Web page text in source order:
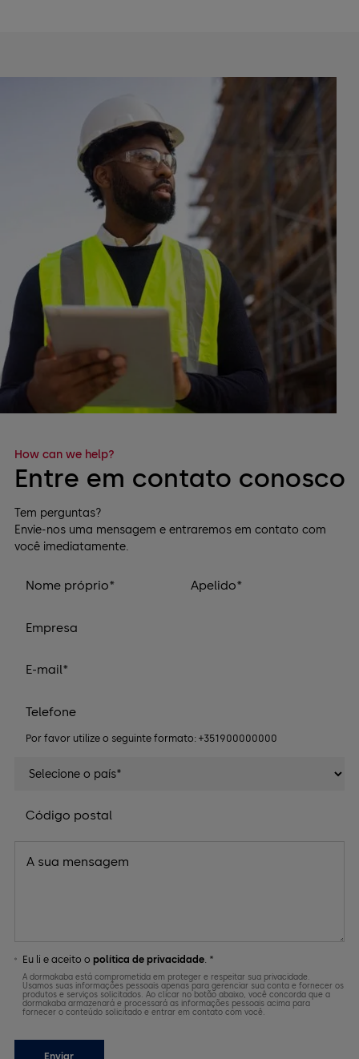
How can we help?
Entre em contato conosco
Tem perguntas?
Envie-nos uma mensagem e entraremos em contato com
você imediatamente.
Por favor utilize o seguinte formato: +351900000000
Eu li e aceito o política de privacidade. *
A dormakaba está comprometida em proteger e respeitar sua privacidade.
Usamos suas informações pessoais apenas para gerenciar sua conta e fornecer os
produtos e serviços solicitados. Ao clicar no botão abaixo, você concorda que a
dormakaba armazenará e processará as informações pessoais acima para
fornecer o conteúdo solicitado e entrar em contato com você.